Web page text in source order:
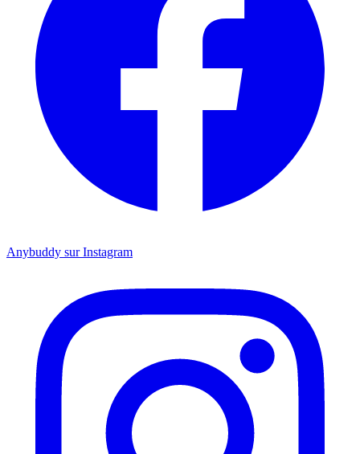
Anybuddy sur Instagram